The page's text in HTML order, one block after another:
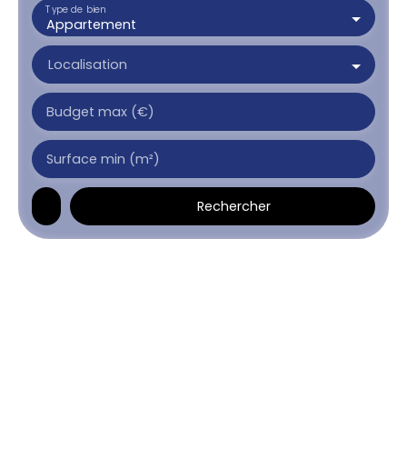
Appartement
Type de bien
Localisation
Budget max (€)
Surface min (m²)
Rechercher